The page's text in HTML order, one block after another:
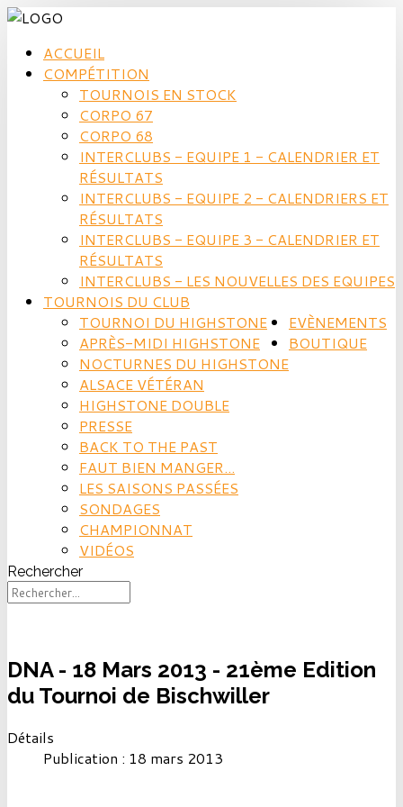
ACCUEIL
COMPÉTITION
TOURNOIS EN STOCK
CORPO 67
CORPO 68
INTERCLUBS - EQUIPE 1 - CALENDRIER ET
RÉSULTATS
INTERCLUBS - EQUIPE 2 - CALENDRIERS ET
RÉSULTATS
INTERCLUBS - EQUIPE 3 - CALENDRIER ET
RÉSULTATS
INTERCLUBS - LES NOUVELLES DES EQUIPES
TOURNOIS DU CLUB
TOURNOI DU HIGHSTONE
APRÈS-MIDI HIGHSTONE
NOCTURNES DU HIGHSTONE
ALSACE VÉTÉRAN
HIGHSTONE DOUBLE
EVÈNEMENTS
PRESSE
BACK TO THE PAST
FAUT BIEN MANGER...
LES SAISONS PASSÉES
SONDAGES
CHAMPIONNAT
VIDÉOS
BOUTIQUE
Rechercher
DNA - 18 Mars 2013 - 21ème Edition
du Tournoi de Bischwiller
Détails
Publication : 18 mars 2013